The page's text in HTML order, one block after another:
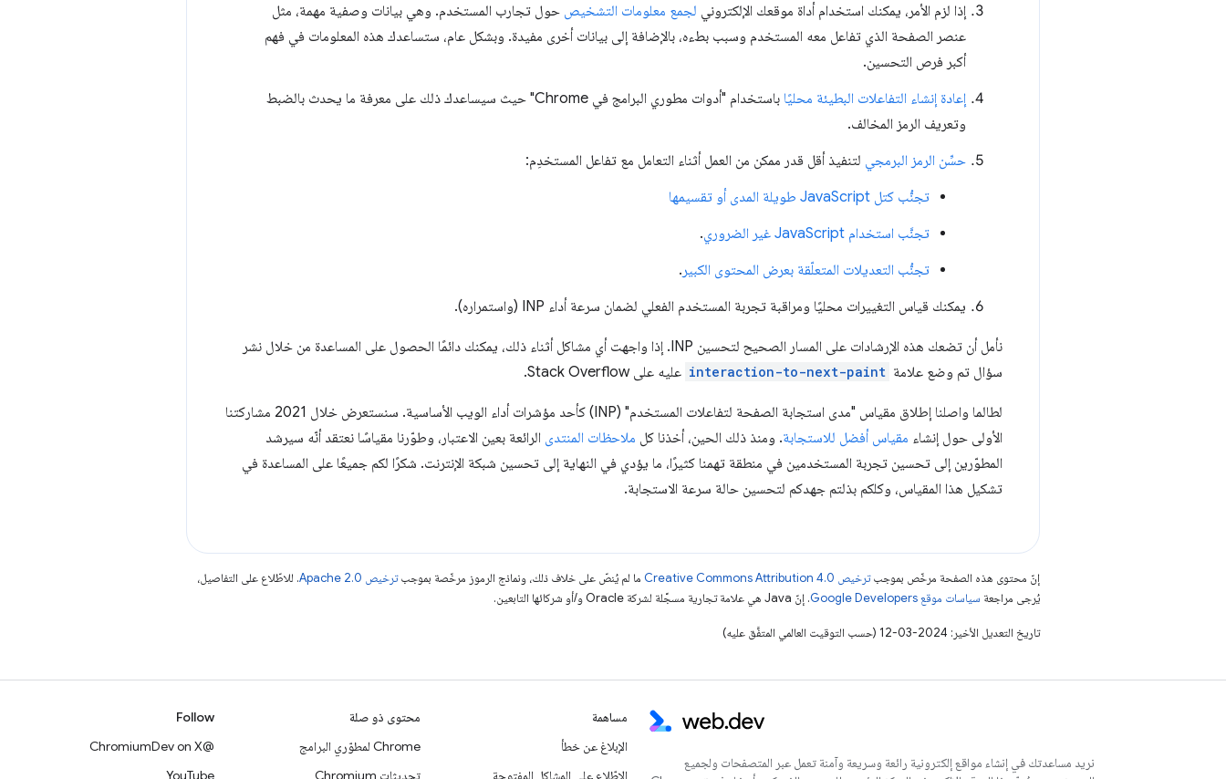
إذا لزم الأمر، يمكنك استخدام أداة موقعك الإلكتروني لجمع معلومات التشخيص حول تجارب المستخدم. وهي بيانات وصفية مهمة، مثل
عنصر الصفحة الذي تفاعل معه المستخدم وسبب بطءه، بالإضافة إلى بيانات أخرى مفيدة. وبشكل عام، ستساعدك هذه المعلومات في فهم
أكبر فرص التحسين.
إعادة إنشاء التفاعلات البطيئة محليًا
باستخدام "أدوات مطوري البرامج في Chrome" حيث سيساعدك ذلك على معرفة ما يحدث بالضبط
وتعريف الرمز المخالف.
حسِّن الرمز البرمجي لتنفيذ أقل قدر ممكن من العمل أثناء التعامل مع تفاعل المستخدِم:
تجنُّب كتل JavaScript طويلة المدى أو تقسيمها
تجنَّب استخدام JavaScript غير الضروري
.
تجنُّب التعديلات المتعلّقة بعرض المحتوى الكبير .
يمكنك قياس التغييرات محليًا ومراقبة تجربة المستخدم الفعلي لضمان سرعة أداء INP (واستمراره).
نأمل أن تضعك هذه الإرشادات على المسار الصحيح لتحسين INP. إذا واجهت أي مشاكل أثناء ذلك، يمكنك دائمًا الحصول على المساعدة من خلال نشر
سؤال تم وضع علامة interaction-to-next-paint عليه على Stack Overflow.
لطالما واصلنا إطلاق مقياس "مدى استجابة الصفحة لتفاعلات المستخدم" (INP) كأحد مؤشرات أداء الويب الأساسية. سنستعرض خلال 2021 مشاركتنا
الأولى حول إنشاء مقياس أفضل للاستجابة. ومنذ ذلك الحين، أخذنا كل ملاحظات المنتدى الرائعة بعين الاعتبار، وطوّرنا مقياسًا نعتقد أنّه سيرشد
المطوّرين إلى تحسين تجربة المستخدمين في منطقة تهمنا كثيرًا، ما يؤدي في النهاية إلى تحسين شبكة الإنترنت. شكرًا لكم جميعًا على المساعدة في
تشكيل هذا المقياس، وكلكم بذلتم جهدكم لتحسين حالة سرعة الاستجابة.
إنّ محتوى هذه الصفحة مرخّص بموجبترخيص Creative Commons Attribution 4.0‏ ما لم يُنصّ على خلاف ذلك، ونماذج الرموز مرخّصة بموجبترخيص Apache 2.0‏
. للاطّلاع على التفاصيل،
يُرجى مراجعة سياسات موقع Google Developers‏ . إنّ Java هي علامة تجارية مسجَّلة لشركة Oracle و/أو شركائها التابعين.
تاريخ التعديل الأخير: 2024-03-12 (حسب التوقيت العالمي المتفَّق عليه)
نريد مساعدتك في إنشاء مواقع إلكترونية رائعة وسريعة وآمنة تعمل عبر المتصفحات ولجميع
مساهمة
الإبلاغ عن خطأ
الاطّلاع على المشاكل المفتوحة
محتوى ذو صلة
Chrome لمطوّري البرامج
تحديثات Chromium
Follow
@ChromiumDev on X
YouTube